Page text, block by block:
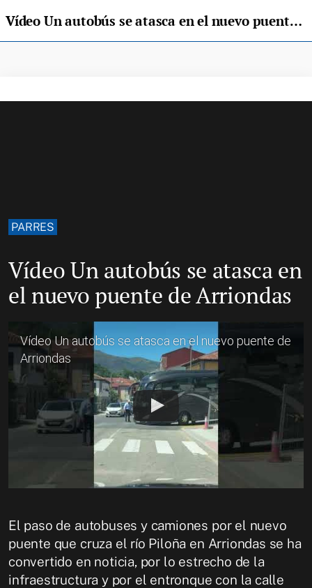
Vídeo Un autobús se atasca en el nuevo puente de Arriondas
PARRES
Vídeo Un autobús se atasca en
el nuevo puente de Arriondas
Vídeo Un autobús se atasca en el nuevo puente de
Arriondas
El paso de autobuses y camiones por el nuevo
puente que cruza el río Piloña en Arriondas se ha
convertido en noticia, por lo estrecho de la
infraestructura y por el entronque con la calle